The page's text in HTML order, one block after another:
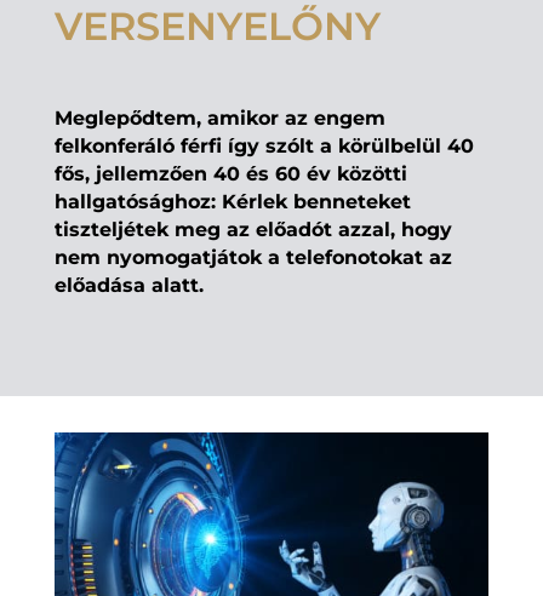
VERSENYELŐNY
Meglepődtem, amikor az engem
felkonferáló férfi így szólt a körülbelül 40
fős, jellemzően 40 és 60 év közötti
hallgatósághoz: Kérlek benneteket
tiszteljétek meg az előadót azzal, hogy
nem nyomogatjátok a telefonotokat az
előadása alatt.